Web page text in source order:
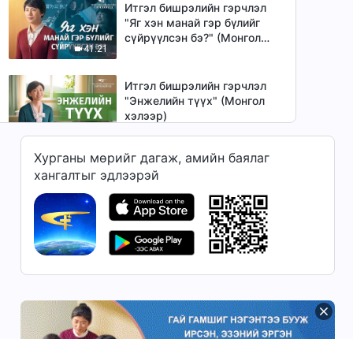
41:21
Итгэл бишрэлийн гэрчлэл
"Яг хэн манай гэр бүлийг
сүйрүүлсэн бэ?" (Mонгол
Итгэл бишрэлийн гэрчлэл
"Энжелийн түүх" (Mонгол
хэлээр)
51:22
Сайн мэдээний гэрчлэлүүд
"Байр суурийн шуналаа
эргэцүүлсэн нь" (Mонгол
хэлээр)
Итгэл бишрэлийн гэрчлэл
"Аавдаа 'хоригдсон' өдрүүд"
(Mонгол хэлээр)
Сайн мэдээний гэрчлэлүүд
"Бусдад зааж сургахдаа би
Хурганы мөрийг дагаж, амийн баялаг
хангалтыг эдлээрэй